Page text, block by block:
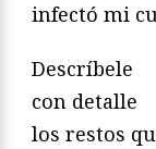
infectó mi
Descríbele
con detalle
los restos